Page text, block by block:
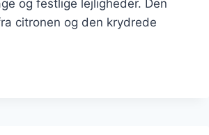
og festlige lejligheder. Den
citronen og den krydrede